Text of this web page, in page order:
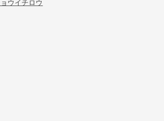
ウイチロウ